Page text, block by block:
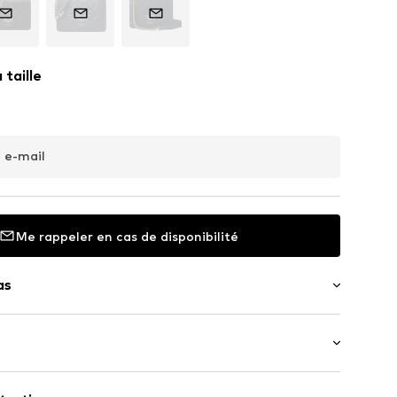
taille
e-mail
Me rappeler en cas de disponibilité
principal spacieux